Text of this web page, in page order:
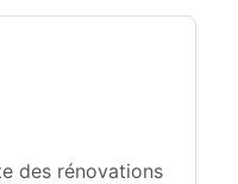
des rénovations